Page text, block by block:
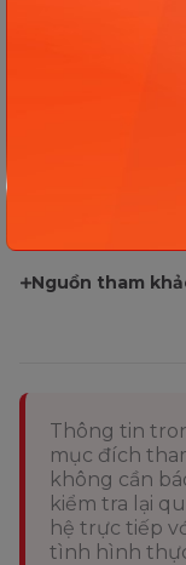
Trên đây là
phụ thuộc vào
uống của mẹ.
chăm sóc sức
Điều này sẽ
Nguồn tham
Thông tin
mục đích
không cần
kiểm tra lại
hệ trực tiếp
tình hình